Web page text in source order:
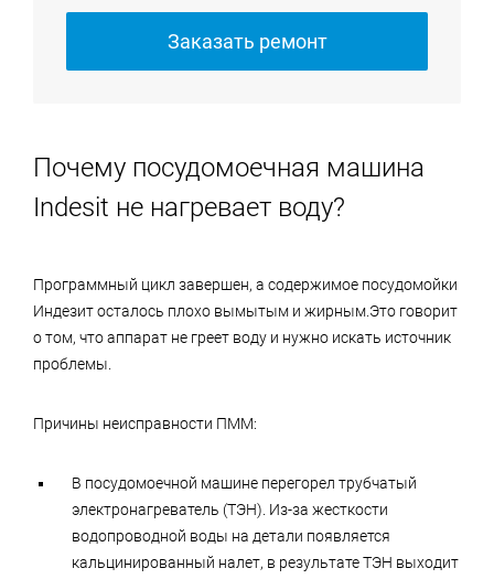
Заказать ремонт
Почему посудомоечная машина
Indesit не нагревает воду?
Программный цикл завершен, а содержимое посудомойки
Индезит осталось плохо вымытым и жирным.Это говорит
о том, что аппарат не греет воду и нужно искать источник
проблемы.
Причины неисправности ПММ:
В посудомоечной машине перегорел трубчатый
электронагреватель (ТЭН). Из-за жесткости
водопроводной воды на детали появляется
кальцинированный налет, в результате ТЭН выходит